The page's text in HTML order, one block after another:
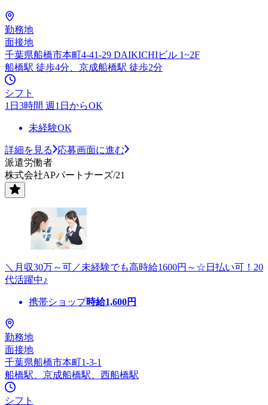
勤務地
面接地
千葉県船橋市本町4-41-29 DAIKICHIビル 1~2F
船橋駅 徒歩4分、京成船橋駅 徒歩2分
シフト
1日3時間 週1日からOK
未経験OK
詳細を見る
応募画面に進む
派遣労働者
株式会社APパートナーズ/21
＼月収30万～可／未経験でも高時給1600円～☆日払い可！20
代活躍中♪
携帯ショップ時給1,600円
勤務地
面接地
千葉県船橋市本町1-3-1
船橋駅、京成船橋駅、西船橋駅
シフト